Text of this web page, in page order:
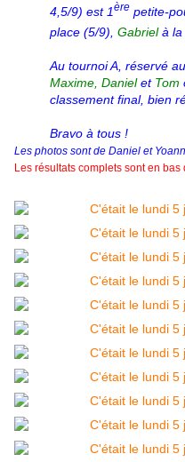
4,5/9) est 1ère petite-
place (5/9), Gabrielà la
Au tournoi A, réservé
Maxime, Daniel et Tom
classement final, bien
Bravo à tous !
Les photos sont de Daniel et Yoann
Les résultats complets sont en bas